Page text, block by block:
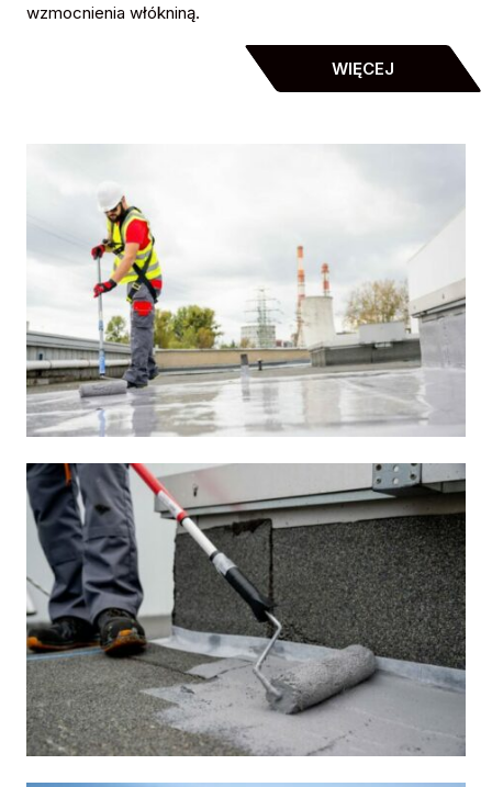
wzmocnienia włókniną.
WIĘCEJ